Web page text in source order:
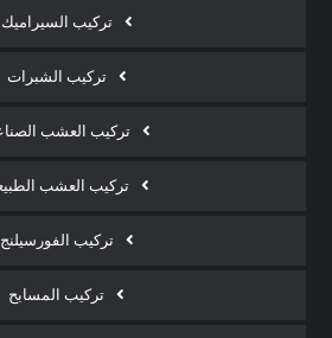
تركيب السيراميك
تركيب الشبرات
تركيب العشب
تركيب العشب
تركيب الفورسيلنج
تركيب المسابح